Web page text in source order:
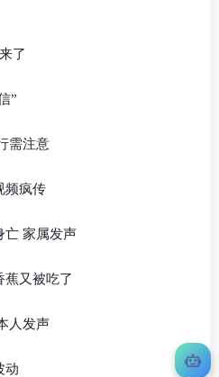
了
”
需注意
频疯传
亡 家属发声
蕉又被吃了
人发声
动